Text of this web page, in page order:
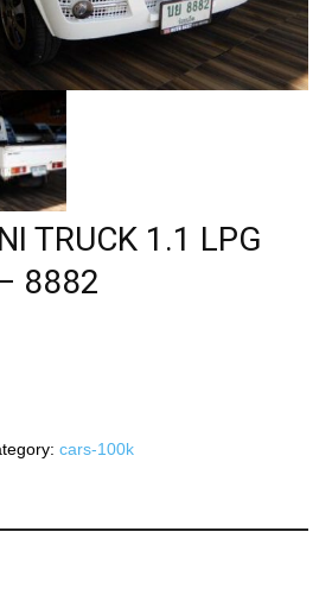
TRUCK 1.1 LPG
8882
cars-100k